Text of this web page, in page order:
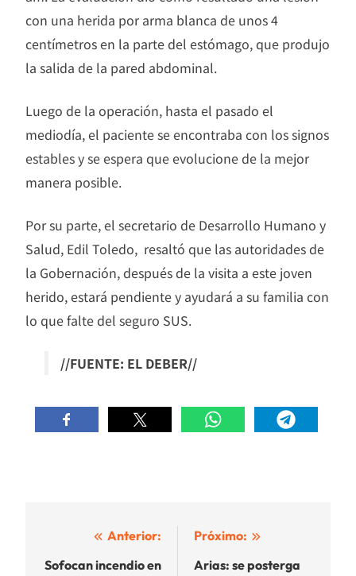
con una herida por arma blanca de unos 4
centímetros en la parte del estómago, que produjo
la salida de la pared abdominal.
Luego de la operación, hasta el pasado el
mediodía, el paciente se encontraba con los signos
estables y se espera que evolucione de la mejor
manera posible.
Por su parte, el secretario de Desarrollo Humano y
Salud, Edil Toledo, resaltó que las autoridades de
la Gobernación, después de la visita a este joven
herido, estará pendiente y ayudará a su familia con
lo que falte del seguro SUS.
//FUENTE: EL DEBER//
Navegación
de
Anterior:
Sofocan incendio en
Próximo:
Arias: se posterga